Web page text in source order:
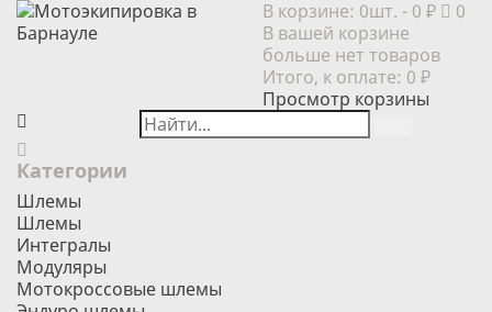
В корзине: 0шт. - 0 ₽
0
В вашей корзине
больше нет товаров
Итого, к оплате: 0 ₽
Просмотр корзины
Категории
Шлемы
Шлемы
Интегралы
Модуляры
Мотокроссовые шлемы